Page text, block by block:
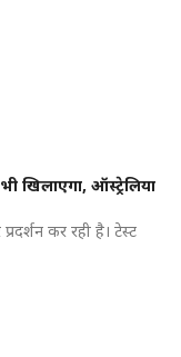
खिलाएगा, ऑस्ट्रेलिया
कर रही है। टेस्ट